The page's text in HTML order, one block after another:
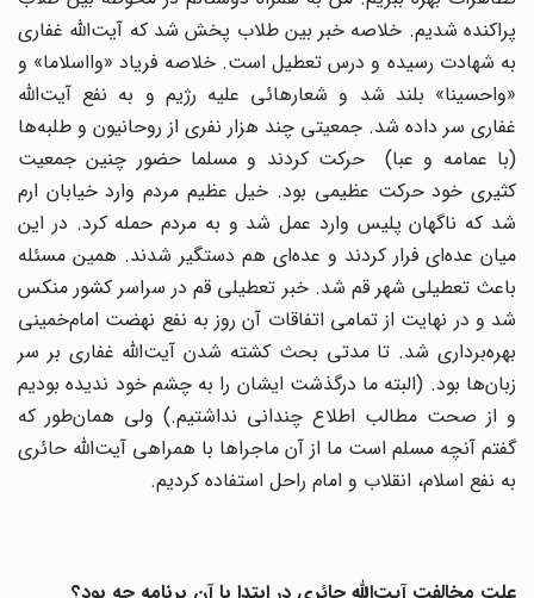
پراکنده شدیم. خلاصه خبر بین طلاب پخش شد که آیت‌الله غفاری
به شهادت رسیده و درس تعطیل است. خلاصه فریاد «وااسلاما» و
«واحسینا» بلند شد و شعارهائی علیه رژیم و به نفع آیت‌الله
غفاری سر داده شد. جمعیتی چند هزار نفری از روحانیون و طلبه‌ها
(با عمامه و عبا) حرکت کردند و مسلما حضور چنین جمعیت
کثیری خود حرکت عظیمی بود. خیل عظیم مردم وارد خیابان ارم
شد که ناگهان پلیس وارد عمل شد و به مردم حمله کرد. در این
میان عده‌ای فرار کردند و عده‌ای هم دستگیر شدند. همین مسئله
باعث تعطیلی شهر قم شد. خبر تعطیلی قم در سراسر کشور منکس
شد و در نهایت از تمامی اتفاقات آن روز به نفع نهضت امام‌خمینی
بهره‌برداری شد. تا مدتی بحث کشته شدن آیت‌الله غفاری بر سر
زبان‌ها بود. (البته ما در‌گذشت ایشان را به چشم خود ندیده بودیم
و از صحت مطالب اطلاع چندانی نداشتیم.) ولی همان‌طور که
گفتم آنچه مسلم است ما از آن ماجراها با همراهی آیت‌الله حائری
به نفع اسلام، انقلاب و امام راحل استفاده کردیم.